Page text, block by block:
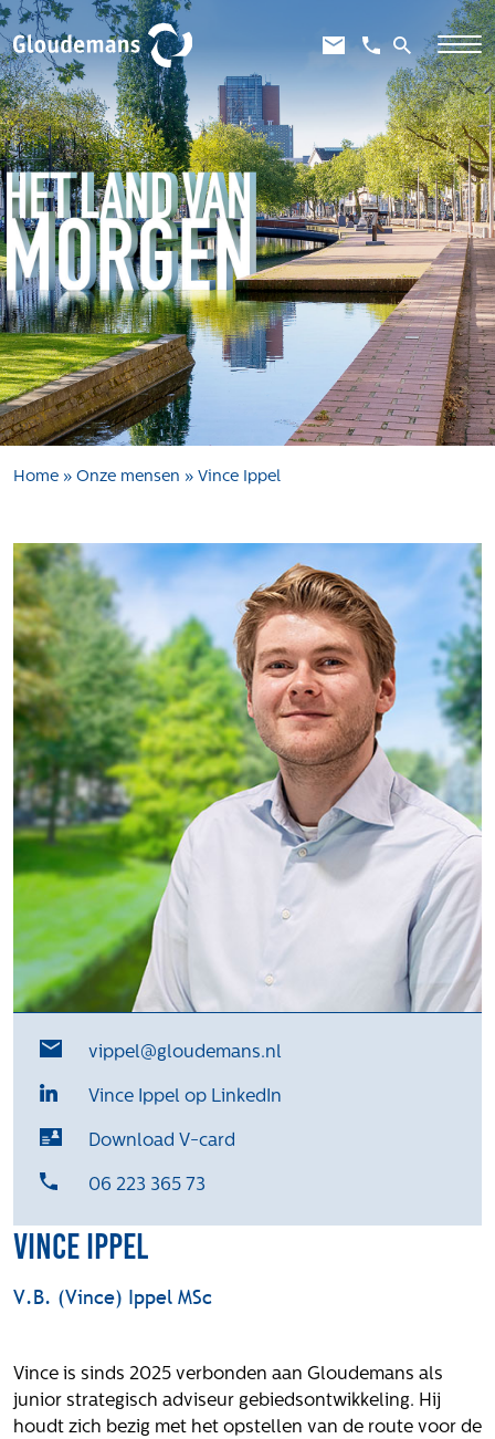
Expertises
Gebiedsontwikkeling
Gebiedseconomie
Grondstrategie en -verwerving
Taxaties overheid
Taxaties zakelijk
Schadevergoedingsrecht
Rentmeesterij
Transities
Tender-light voormalige St. Josefschool in
Brunssum
Tender-light Amundsenstraat Valkenswaard
Concurrentiegerichte dialoog en tenderstrategie
Hoge Woerd in Ewijk
Pachtbeleid gemeente Valkenswaard: duurzame
pacht als instrument voor landbouw- en
watertransitie
Strategisch grondbeleid als motor voor
woningbouwversnelling Gemeente Vught
Over ons
Maatschappelijk
Regeling van Rentmeesters 2020
Klachtenbehandeling Procedure (KBP)
Het verhaal van Gloudemans
Werken bij Gloudemans
Actueel
Nieuws
Blogs
Werken bij
Vacatures
Klachten
Privacyverklaring
Home » Onze mensen » Vince Ippel
vippel@gloudemans.nl
Vince Ippel op LinkedIn
Download V-card
06 223 365 73
Vince Ippel
V.B. (Vince) Ippel MSc
Vince is sinds 2025 verbonden aan Gloudemans als
junior strategisch adviseur gebiedsontwikkeling. Hij
houdt zich bezig met het opstellen van de route voor de